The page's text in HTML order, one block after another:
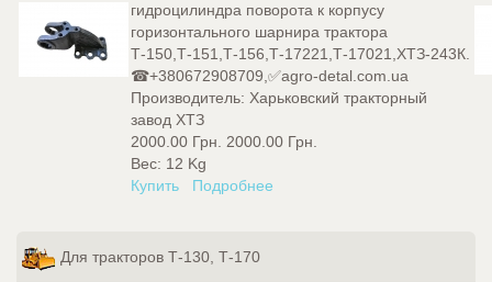
гидроцилиндра поворота к корпусу
горизонтального шарнира трактора
Т-150,Т-151,Т-156,Т-17221,Т-17021,ХТЗ-243К.
☎+380672908709,✅agro-detal.com.ua
Производитель: Харьковский тракторный
завод ХТЗ
2000.00 Грн. 2000.00 Грн.
Вес: 12 Kg
Купить
Подробнее
Для тракторов Т-130, Т-170